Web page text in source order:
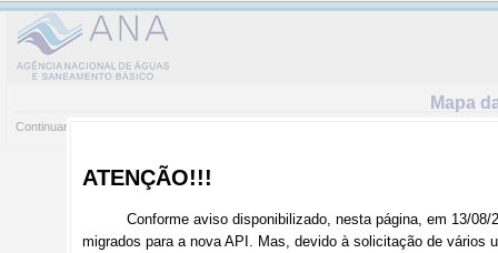
ATENÇÃO!!!
Conforme aviso disponibilizado, nesta página, em 13/
migrados para a nova API. Mas, devido à solicitação de vários
Mapa
Continuar Passeio